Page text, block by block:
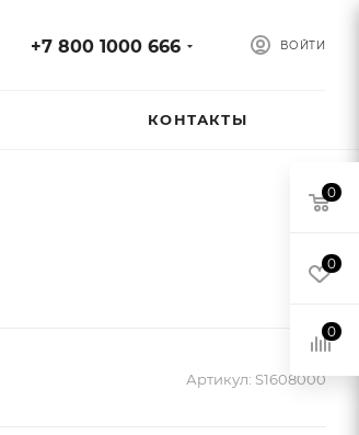
ВОЙТИ
+7 800 1000 666
КОНТАКТЫ
Артикул: S1608000
0
0
0